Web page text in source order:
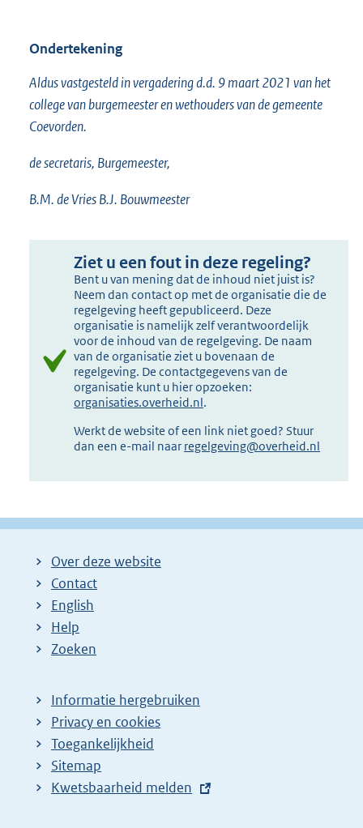
Ondertekening
Aldus vastgesteld in vergadering d.d. 9 maart 2021 van het
college van burgemeester en wethouders van de gemeente
Coevorden.
de secretaris, Burgemeester,
B.M. de Vries B.J. Bouwmeester
Ziet u een fout in deze regeling?
Bent u van mening dat de inhoud niet juist is?
Neem dan contact op met de organisatie die de
regelgeving heeft gepubliceerd. Deze
organisatie is namelijk zelf verantwoordelijk
voor de inhoud van de regelgeving. De naam
van de organisatie ziet u bovenaan de
regelgeving. De contactgegevens van de
organisatie kunt u hier opzoeken:
organisaties.overheid.nl.
Werkt de website of een link niet goed? Stuur
dan een e-mail naar regelgeving@overheid.nl
Over deze website
Contact
English
Help
Zoeken
Informatie hergebruiken
Privacy en cookies
Toegankelijkheid
Sitemap
E
Kwetsbaarheid melden